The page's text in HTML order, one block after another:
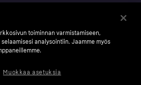
toiminnan varmistamiseen,
analysointiin. Jaamme myös
Muokkaa asetuksia